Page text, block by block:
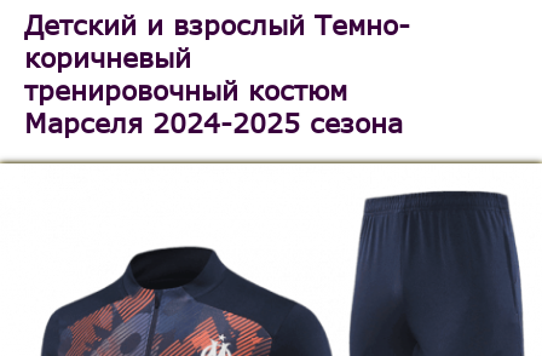
Детский и взрослый Темно-
коричневый
тренировочный костюм
Марселя 2024-2025 сезона